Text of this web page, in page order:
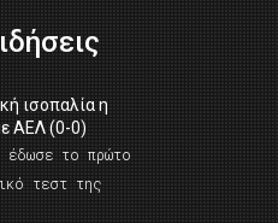
ισοπαλία η
ΑΕΛ (0-0)
έδωσε το πρώτο
τεστ της